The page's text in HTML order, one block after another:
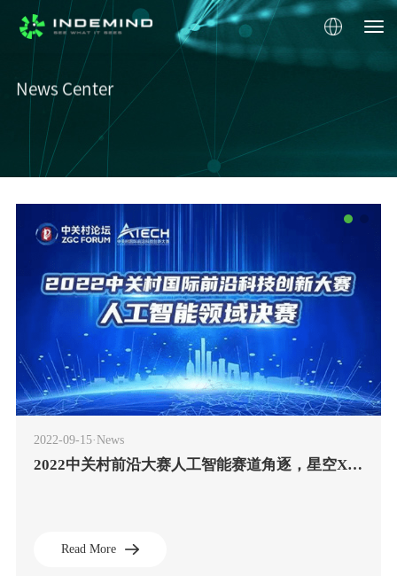
News Center
2022-09-15·News
2022中关村前沿大赛人工智能赛道角逐，星空XK斩获第2名
Read More